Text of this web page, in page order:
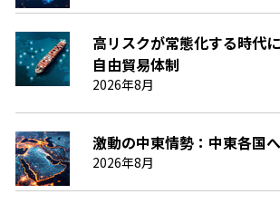
高リスクが常態化する時代
自由貿易体制
2026年8月
激動の中東情勢：中東各国
2026年8月